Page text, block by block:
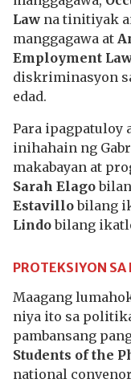
Law na tinitiyak
manggagawa at
Employment
diskriminasyon
edad.
Para ipagpatuloy
inihahain ng
makabayan at
Sarah Elago
Estavillobilang
Lindobilang
PROTEKSIYON SA
Maagang
niya ito sa
pambansang
Students of the
national